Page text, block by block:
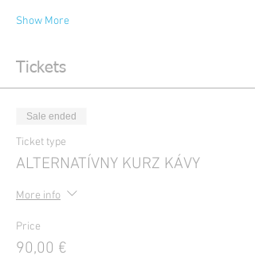
Show More
Tickets
Sale ended
Ticket type
ALTERNATÍVNY KURZ KÁVY
More info
Price
90,00 €